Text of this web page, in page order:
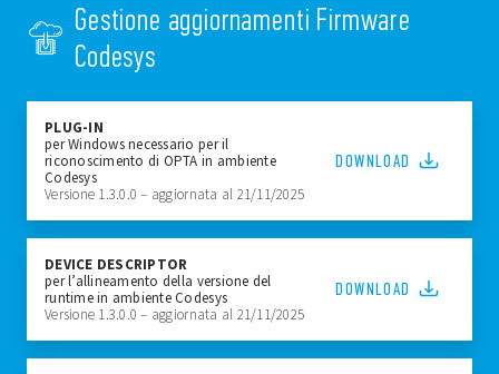
Gestione aggiornamenti Firmware
Codesys
PLUG-IN
per Windows necessario per il
riconoscimento di OPTA in ambiente
Codesys
Versione 1.3.0.0 – aggiornata al 21/11/2025
DOWNLOAD
DEVICE DESCRIPTOR
per l’allineamento della versione del
runtime in ambiente Codesys
Versione 1.3.0.0 – aggiornata al 21/11/2025
DOWNLOAD